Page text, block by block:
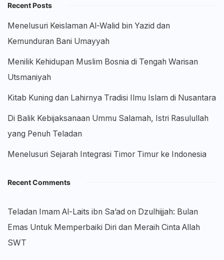
Recent Posts
Menelusuri Keislaman Al-Walid bin Yazid dan
Kemunduran Bani Umayyah
Menilik Kehidupan Muslim Bosnia di Tengah Warisan
Utsmaniyah
Kitab Kuning dan Lahirnya Tradisi Ilmu Islam di Nusantara
Di Balik Kebijaksanaan Ummu Salamah, Istri Rasulullah
yang Penuh Teladan
Menelusuri Sejarah Integrasi Timor Timur ke Indonesia
Recent Comments
Teladan Imam Al-Laits ibn Sa’ad on Dzulhijjah: Bulan
Emas Untuk Memperbaiki Diri dan Meraih Cinta Allah
SWT